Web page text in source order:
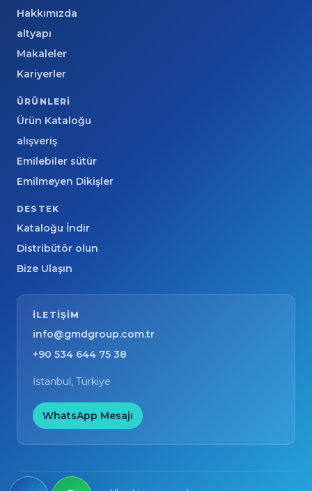
Hakkımızda
altyapı
Makaleler
Kariyerler
ÜRÜNLERI
Ürün Kataloğu
alışveriş
Emilebiler sütür
Emilmeyen Dikişler
DESTEK
Kataloğu İndir
Distribütör olun
Bize Ulaşın
ILETIŞIM
info@gmdgroup.com.tr
+90 534 644 75 38
İstanbul, Türkiye
WhatsApp Mesajı